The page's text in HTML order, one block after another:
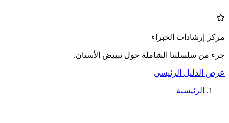
مركز إرشادات الخبراء
جزء من سلسلتنا الشاملة حول تبييض الأسنان.
عرض الدليل الرئيسي
الرئيسية